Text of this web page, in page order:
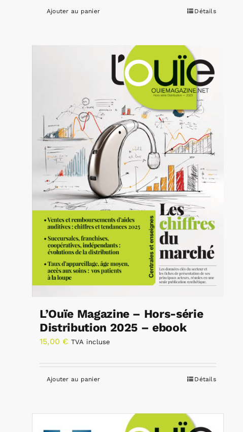
Ajouter au panier Détails
L’Ouïe Magazine – Hors-série
Distribution 2025 – ebook
15,00 € TVA incluse
Ajouter au panier Détails